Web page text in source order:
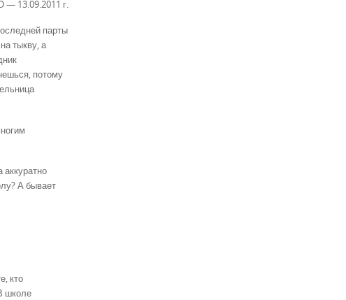
13.09.2011 г.
парты
тыкву, а
потому
А бывает
кто
школе